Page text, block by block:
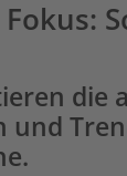
die
und